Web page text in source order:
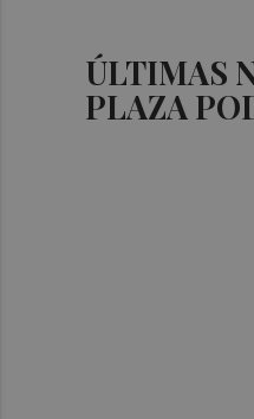
ÚLTIMAS
PLAZA